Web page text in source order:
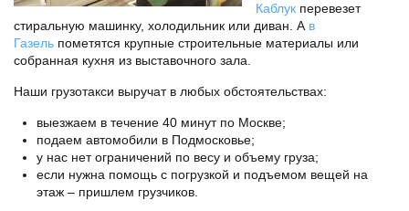
Каблук перевезет
стиральную машинку, холодильник или диван. А в
Газель пометятся крупные строительные материалы или
собранная кухня из выставочного зала.
Наши грузотакси выручат в любых обстоятельствах:
выезжаем в течение 40 минут по Москве;
подаем автомобили в Подмосковье;
у нас нет ограничений по весу и объему груза;
если нужна помощь с погрузкой и подъемом вещей на
этаж – пришлем грузчиков.